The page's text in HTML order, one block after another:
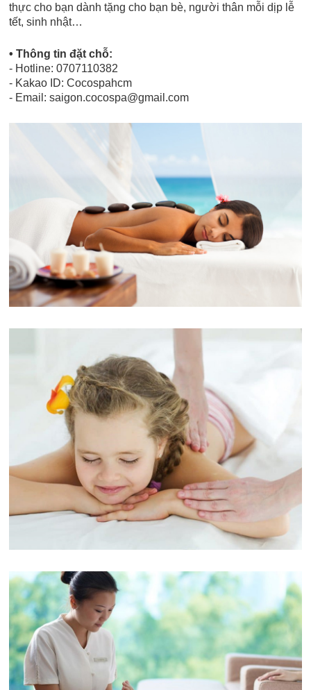
thực cho bạn dành tặng cho bạn bè, người thân mỗi dịp lễ
tết, sinh nhật…
• Thông tin đặt chỗ:
- Hotline: 0707110382
- Kakao ID: Cocospahcm
- Email: saigon.cocospa@gmail.com